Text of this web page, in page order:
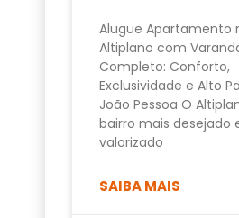
Alugue Apartamento
Altiplano com
Completo: Conforto,
Exclusividade e Alto
João Pessoa O
bairro mais desejado
valorizado
SAIBA MAIS